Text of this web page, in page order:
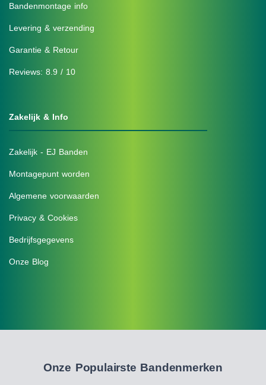
Bandenmontage info
Levering & verzending
Garantie & Retour
Reviews: 8.9 / 10
Zakelijk & Info
Zakelijk - EJ Banden
Montagepunt worden
Algemene voorwaarden
Privacy & Cookies
Bedrijfsgegevens
Onze Blog
Onze Populairste Bandenmerken